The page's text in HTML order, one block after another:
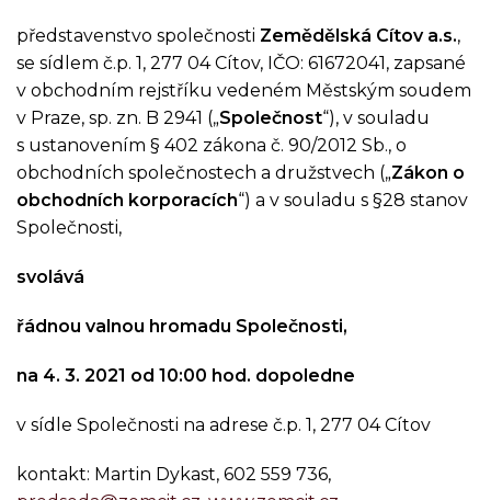
představenstvo společnosti Zemědělská Cítov a.s.,
se sídlem č.p. 1, 277 04 Cítov, IČO: 61672041, zapsané
v obchodním rejstříku vedeném Městským soudem
v Praze, sp. zn. B 2941 („Společnost“), v souladu
s ustanovením § 402 zákona č. 90/2012 Sb., o
obchodních společnostech a družstvech („Zákon o
obchodních korporacích“) a v souladu s §28 stanov
Společnosti,
svolává
řádnou valnou hromadu Společnosti,
na 4. 3. 2021 od 10:00 hod. dopoledne
v sídle Společnosti na adrese č.p. 1, 277 04 Cítov
kontakt: Martin Dykast, 602 559 736,